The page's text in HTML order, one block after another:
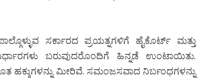
ಸರ್ಕಾರದ ಪ್ರಯತ್ನಗಳಿಗೆ ಹೈಕೊರ್ಟ್ ಮತ್ತು
ಬರುವುದರೊಂದಿಗೆ ಹಿನ್ನಡೆ ಉಂಟಾಯಿತು.
ಹಕ್ಕುಗಳನ್ನು ಮೀರಿವೆ. ಸಮಂಜಸವಾದ ನಿರ್ಬಂಧಗಳನ್ನು